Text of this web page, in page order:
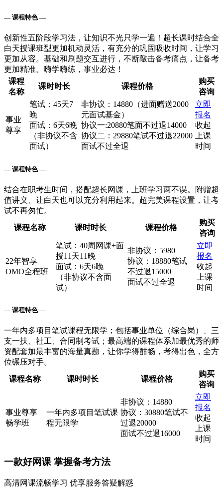
— 课程特色 —
创新性五阶段学习法，让知识不光只学一遍！超长课时结合全
白天授课班型更加机动灵活，有充分的巩固吸收时间，让学习
更加从容。基础和刷题交互进行，不断敲击备考痛点，让备考
更加精准。嗨学嗨练，事业必达！
课程
名称
课时时长 课程价格
购买
咨询
事业
尊享
笔试：45天7
晚
面试：6天6晚
（非协议不含
面试）
非协议：14880（进面赠送2000
元面试基金）
协议一:20880笔面不过退14000
协议二：29880笔试不过退22000
面试不过全退
立即
报名
收起
上课
时间
— 课程特色 —
结合在职考生时间，搭配超长网课，上班学习两不误。附赠超
值讲义、让白天也可以充分利用起来。超完美课程设置，让考
试不再匆忙。
课程名称
课时时长 课程价格
购买
咨询
22年智享
OMO全程班
笔试：40周网课+面
授11天11晚
面试：6天6晚
（非协议不含面
试）
非协议：5980
协议：18880笔试
不过退15000
面试不过全退
立即
报名
收起
上课
时间
— 课程特色 —
一年内多项目笔试课程无限学；包括事业单位（综合岗）、三
支一扶、社工、合同制考试；最高端的课程体系加最优秀的师
资配套加最丰富的海量真题，让你学得酣畅，考得出色，全方
位碾压对手。
课程名称
课时时长 课程价格
购买
咨询
事业尊享
畅学班
一年内多项目笔试课
程无限学
非协议：14880
协议：30880笔试不
过退20000
面试不过退16000
立即
报名
收起
上课
时间
一款好网课 掌握备考方法
高清网课流畅学习 优享服务答疑解惑